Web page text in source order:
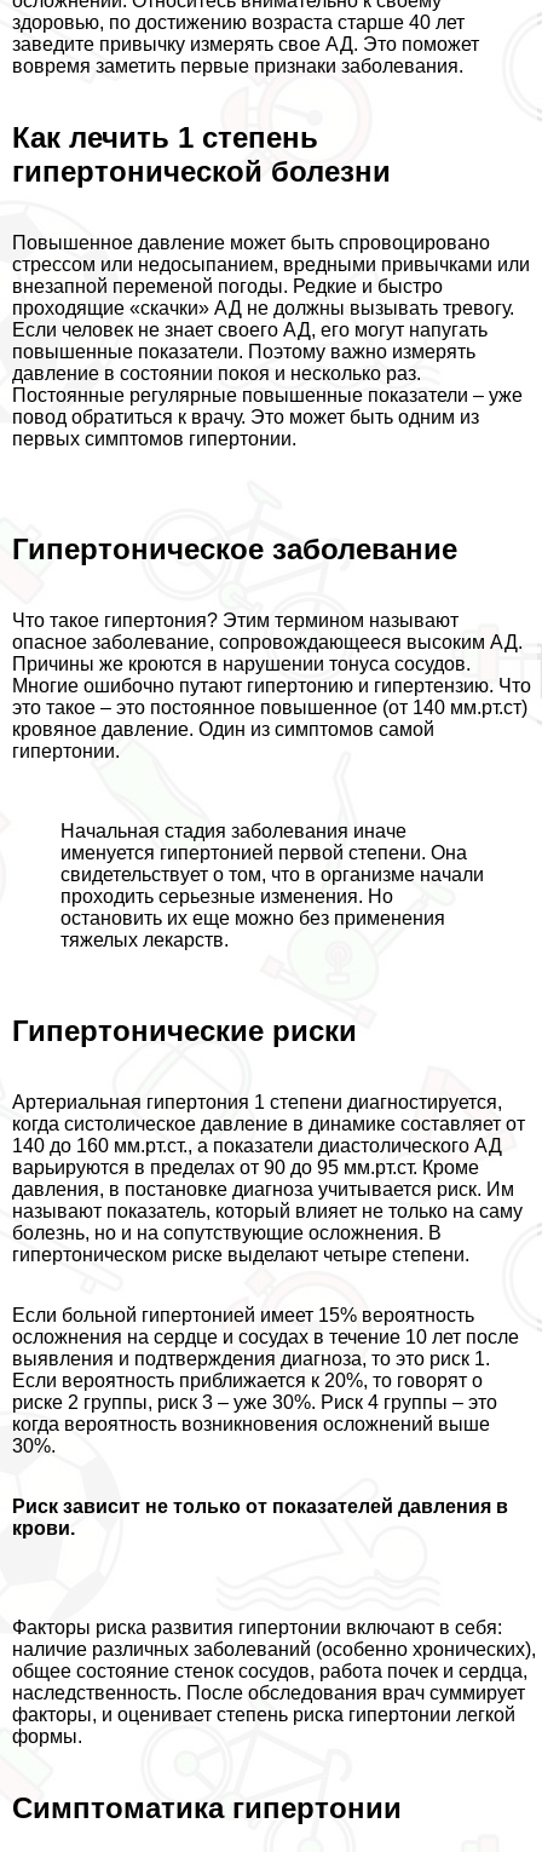
здоровью, по достижению возраста старше 40 лет
заведите привычку измерять свое АД. Это поможет
вовремя заметить первые признаки заболевания.
Как лечить 1 степень
гипертонической болезни
Повышенное давление может быть спровоцировано
стрессом или недосыпанием, вредными привычками или
внезапной переменой погоды. Редкие и быстро
проходящие «скачки» АД не должны вызывать тревогу.
Если человек не знает своего АД, его могут напугать
повышенные показатели. Поэтому важно измерять
давление в состоянии покоя и несколько раз.
Постоянные регулярные повышенные показатели – уже
повод обратиться к врачу. Это может быть одним из
первых симптомов гипертонии.
Гипертоническое заболевание
Что такое гипертония? Этим термином называют
опасное заболевание, сопровождающееся высоким АД.
Причины же кроются в нарушении тонуса сосудов.
Многие ошибочно путают гипертонию и гипертензию. Что
это такое – это постоянное повышенное (от 140 мм.рт.ст)
кровяное давление. Один из симптомов самой
гипертонии.
Начальная стадия заболевания иначе
именуется гипертонией первой степени. Она
свидетельствует о том, что в организме начали
проходить серьезные изменения. Но
остановить их еще можно без применения
тяжелых лекарств.
Гипертонические риски
Артериальная гипертония 1 степени диагностируется,
когда систолическое давление в динамике составляет от
140 до 160 мм.рт.ст., а показатели диастолического АД
варьируются в пределах от 90 до 95 мм.рт.ст. Кроме
давления, в постановке диагноза учитывается риск. Им
называют показатель, который влияет не только на саму
болезнь, но и на сопутствующие осложнения. В
гипертоническом риске выделают четыре степени.
Если больной гипертонией имеет 15% вероятность
осложнения на сердце и сосудах в течение 10 лет после
выявления и подтверждения диагноза, то это риск 1.
Если вероятность приближается к 20%, то говорят о
риске 2 группы, риск 3 – уже 30%. Риск 4 группы – это
когда вероятность возникновения осложнений выше
30%.
Риск зависит не только от показателей давления в
крови.
Факторы риска развития гипертонии включают в себя:
наличие различных заболеваний (особенно хронических),
общее состояние стенок сосудов, работа почек и сердца,
наследственность. После обследования врач суммирует
факторы, и оценивает степень риска гипертонии легкой
формы.
Симптоматика гипертонии